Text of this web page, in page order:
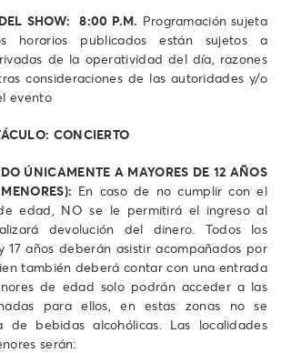
SHOW: 8:00 P.M. Programación sujeta
publicados están sujetos a
de la operatividad del día, razones
consideraciones de las autoridades y/o
evento
CONCIERTO
ÚNICAMENTE A MAYORES DE 12 AÑOS
En caso de no cumplir con el
edad, NO se le permitirá el ingreso al
devolución del dinero. Todos los
17 años deberán asistir acompañados por
también deberá contar con una entrada
de edad solo podrán acceder a las
para ellos, en estas zonas no se
de bebidas alcohólicas. Las localidades
serán: